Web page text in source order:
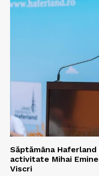
Săptămâna
activitate Mihai
Viscri